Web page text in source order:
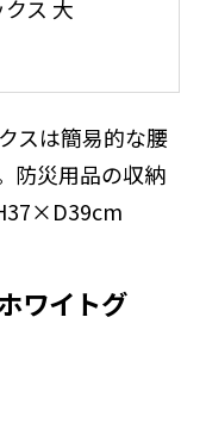
ス 大
スは簡易的な腰
防災用品の収納
ワイトグ